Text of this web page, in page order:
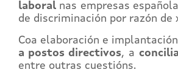
laboral nas empresas
de discriminación por razón de
Coa elaboración e
a postos directivos, a
entre outras cuestións.